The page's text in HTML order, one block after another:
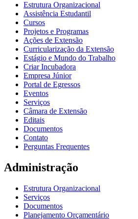
Estrutura Organizacional
Assistência Estudantil
Cursos
Projetos e Programas
Ações de Extensão
Curricularização da Extensão
Estágio e Mundo do Trabalho
Criar Incubadora
Empresa Júnior
Portal de Egressos
Eventos
Serviços
Câmara de Extensão
Editais
Documentos
Contato
Perguntas Frequentes
Administração
Estrutura Organizacional
Serviços
Documentos
Planejamento Orçamentário